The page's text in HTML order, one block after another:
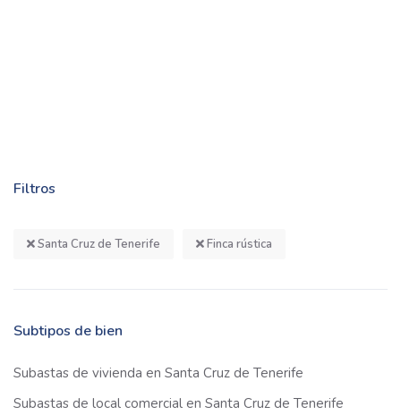
Filtros
Santa Cruz de Tenerife Finca rústica
Subtipos de bien
Subastas de vivienda en Santa Cruz de Tenerife
Subastas de local comercial en Santa Cruz de Tenerife